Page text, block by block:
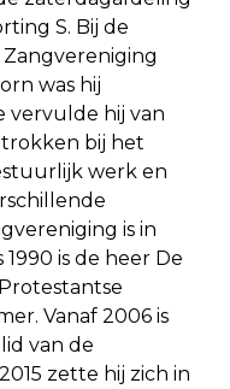
S. Bij de
was hij
vervulde hij van
bij het
werk en
is in
is de heer De
Vanaf 2006 is
van de
zette hij zich in